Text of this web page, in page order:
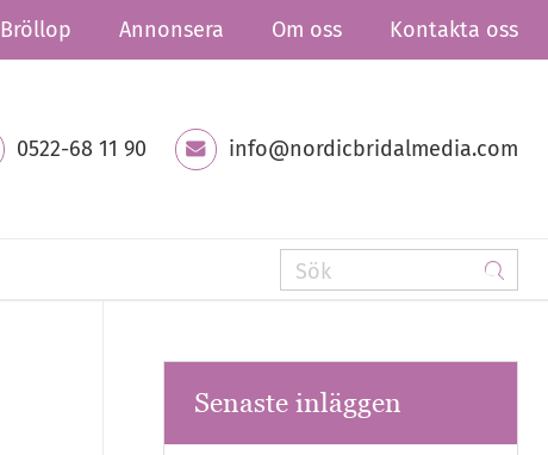
Bröllop Annonsera Om oss Kontakta oss
0522-68 11 90 info@nordicbridalmedia.com
Senaste inläggen